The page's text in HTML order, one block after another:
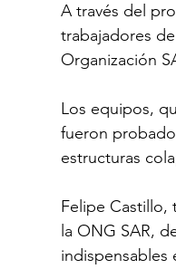
A través del
trabajadores
Organización
Los equipos,
fueron
estructuras
Felipe Castillo,
la ONG SAR,
indispensables